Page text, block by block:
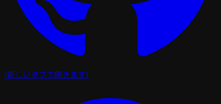
(新しいタブで開きます)